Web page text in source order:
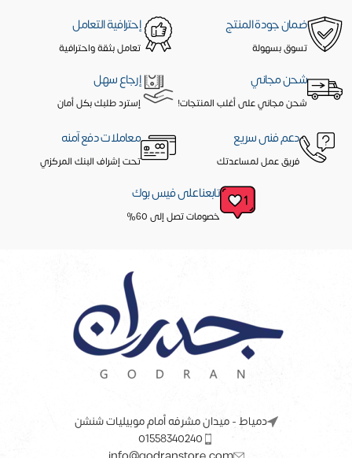
ضمان جودة المنتج
تسوق بسهولة
إحترافية التعامل
تعامل بثقة واحترافية
شحن مجاني
شحن مجاني على أغلب المنتجات!
إرجاع سهل
إسترد طلبك بكل أمان
دعم فنى سريع
فريق عمل لمساعدتك
معاملات دفع آمنه
تحت إشراف البنك المركزي
تابعنا على فيس بوك
خصومات تصل إلى 60%
دمياط - ميدان مشرفه أمام موبيليات شنشن
01558340240